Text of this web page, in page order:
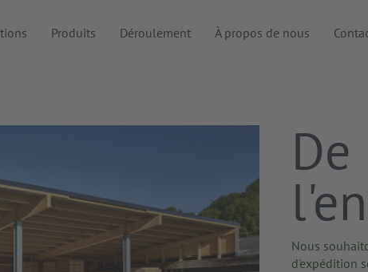
Produits Déroulement À propos de nous
Nous
d'expédition